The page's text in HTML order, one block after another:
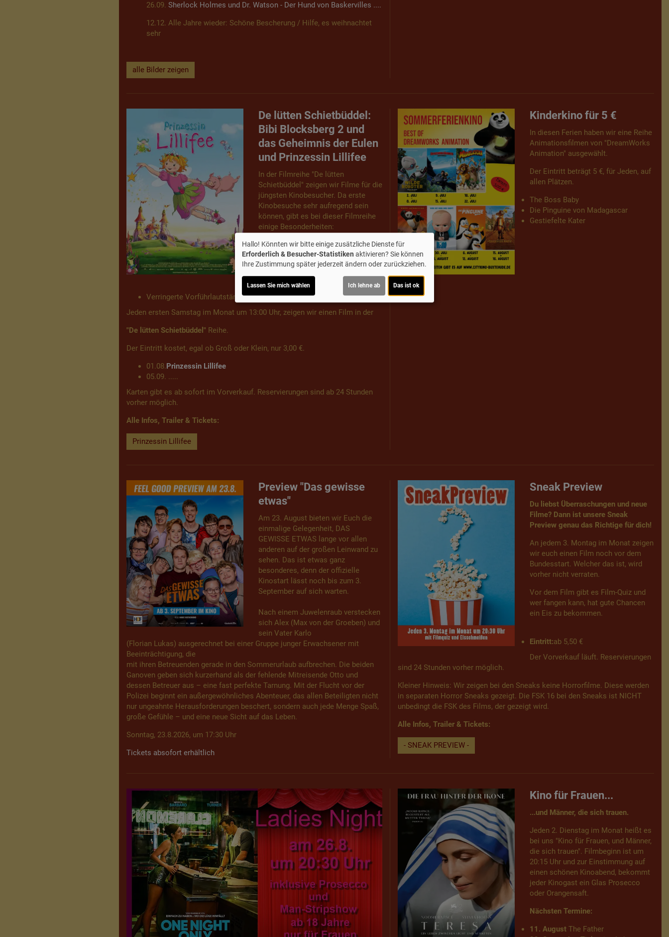
26.09. Sherlock Holmes und Dr. Watson - Der Hund von Baskervilles ....
12.12. Alle Jahre wieder: Schöne Bescherung / Hilfe, es weihnachtet
sehr
alle Bilder zeigen
De lütten Schietbüddel:
Bibi Blocksberg 2 und
das Geheimnis der Eulen
und Prinzessin Lillifee
In der Filmreihe "De lütten
Schietbüddel" zeigen wir Filme für die
jüngsten Kinobesucher. Da erste
Kinobesuche sehr aufregend sein
können, gibt es bei dieser Filmreihe
einige Besonderheiten:
Kindgerechte Filme (FSK 0)
Keine Werbung, keine Trailer vor dem
Film
Das Saallicht bleibt gedimmt
eingeschaltet
Verringerte Vorführlautstärke
Jeden ersten Samstag im Monat um 13:00 Uhr, zeigen wir einen Film in der
"De lütten Schietbüddel" Reihe.
Der Eintritt kostet, egal ob Groß oder Klein, nur 3,00 €.
01.08. Prinzessin Lillifee
05.09. .....
Karten gibt es ab sofort im Vorverkauf. Reservierungen sind ab 24 Stunden
vorher möglich.
Alle Infos, Trailer & Tickets:
Prinzessin Lillifee
Kinderkino für 5 €
In diesen Ferien haben wir eine Reihe
Animationsfilmen von "DreamWorks
Animation" ausgewählt.
Der Eintritt beträgt 5 €, für Jeden, auf
allen Plätzen.
The Boss Baby
Die Pinguine von Madagascar
Gestiefelte Kater
Preview "Das gewisse
etwas"
Am 23. August bieten wir Euch die
einmalige Gelegenheit, DAS
GEWISSE ETWAS lange vor allen
anderen auf der großen Leinwand zu
sehen. Das ist etwas ganz
besonderes, denn der offizielle
Kinostart lässt noch bis zum 3.
September auf sich warten.
Nach einem Juwelenraub verstecken
sich Alex (Max von der Groeben) und
sein Vater Karlo
(Florian Lukas) ausgerechnet bei einer Gruppe junger Erwachsener mit
Beeinträchtigung, die
mit ihren Betreuenden gerade in den Sommerurlaub aufbrechen. Die beiden
Ganoven geben sich kurzerhand als der fehlende Mitreisende Otto und
dessen Betreuer aus – eine fast perfekte Tarnung. Mit der Flucht vor der
Polizei beginnt ein außergewöhnliches Abenteuer, das allen Beteiligten nicht
nur ungeahnte Herausforderungen beschert, sondern auch jede Menge Spaß,
große Gefühle – und eine neue Sicht auf das Leben.
Sonntag, 23.8.2026, um 17:30 Uhr
Tickets absofort erhältlich
Sneak Preview
Du liebst Überraschungen und neue
Filme? Dann ist unsere Sneak
Preview genau das Richtige für dich!
An jedem 3. Montag im Monat zeigen
wir euch einen Film noch vor dem
Bundesstart. Welcher das ist, wird
vorher nicht verraten.
Vor dem Film gibt es Film-Quiz und
wer fangen kann, hat gute Chancen
ein Eis zu bekommen.
Eintritt:ab 5,50 €
Der Vorverkauf läuft. Reservierungen
sind 24 Stunden vorher möglich.
Kleiner Hinweis: Wir zeigen bei den Sneaks keine Horrorfilme. Diese werden
in separaten Horror Sneaks gezeigt. Die FSK 16 bei den Sneaks ist NICHT
unbedingt die FSK des Films, der gezeigt wird.
Alle Infos, Trailer & Tickets:
- SNEAK PREVIEW -
Kino für Frauen...
...und Männer, die sich trauen.
Jeden 2. Dienstag im Monat heißt es
bei uns "Kino für Frauen, und Männer,
die sich trauen". Filmbeginn ist um
20:15 Uhr und zur Einstimmung auf
einen schönen Kinoabend, bekommt
jeder Kinogast ein Glas Prosecco
oder Orangensaft.
Nächsten Termine:
11. August The Father
Hallo! Könnten wir bitte einige zusätzliche Dienste für
Erforderlich & Besucher-Statistiken aktivieren? Sie können
Ihre Zustimmung später jederzeit ändern oder zurückziehen.
Lassen Sie mich wählen Ich lehne ab Das ist ok